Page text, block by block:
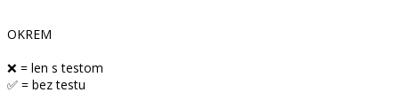
OKREM
❌ = len s testom
✅ = bez testu